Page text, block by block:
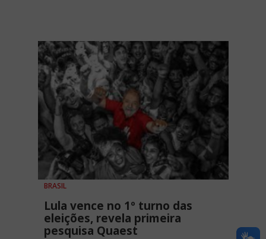
BRASIL
Lula vence no 1º turno das
eleições, revela primeira
pesquisa Quaest